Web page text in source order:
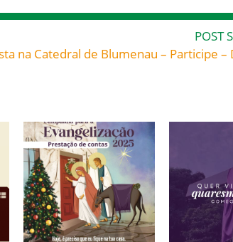
POST
na Catedral de Blumenau – Participe –